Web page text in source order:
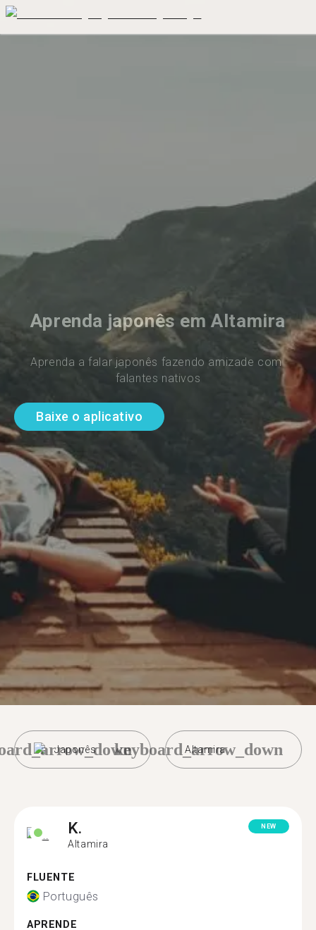
Aprenda japonês em Altamira
Aprenda a falar japonês fazendo amizade com
falantes nativos
Baixe o aplicativo
Japonês Altamira
keyboard_arrow_down
K.
Altamira
NEW
FLUENTE
Português
APRENDE